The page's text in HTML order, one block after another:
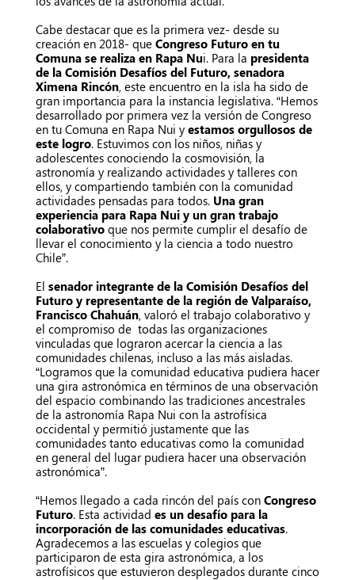
Cabe destacar que es la primera vez- desde su
creación en 2018- que Congreso Futuro en tu
Comuna se realiza en Rapa Nui. Para la presidenta
de la Comisión Desafíos del Futuro, senadora
Ximena Rincón, este encuentro en la isla ha sido de
gran importancia para la instancia legislativa. “Hemos
desarrollado por primera vez la versión de Congreso
en tu Comuna en Rapa Nui y estamos orgullosos de
este logro. Estuvimos con los niños, niñas y
adolescentes conociendo la cosmovisión, la
astronomía y realizando actividades y talleres con
ellos, y compartiendo también con la comunidad
actividades pensadas para todos. Una gran
experiencia para Rapa Nui y un gran trabajo
colaborativo que nos permite cumplir el desafío de
llevar el conocimiento y la ciencia a todo nuestro
Chile”.
El senador integrante de la Comisión Desafíos del
Futuro y representante de la región de Valparaíso,
Francisco Chahuán, valoró el trabajo colaborativo y
el compromiso de todas las organizaciones
vinculadas que lograron acercar la ciencia a las
comunidades chilenas, incluso a las más aisladas.
“Logramos que la comunidad educativa pudiera hacer
una gira astronómica en términos de una observación
del espacio combinando las tradiciones ancestrales
de la astronomía Rapa Nui con la astrofísica
occidental y permitió justamente que las
comunidades tanto educativas como la comunidad
en general del lugar pudiera hacer una observación
astronómica”.
“Hemos llegado a cada rincón del país con Congreso
Futuro. Esta actividad es un desafío para la
incorporación de las comunidades educativas.
Agradecemos a las escuelas y colegios que
participaron de esta gira astronómica, a los
astrofísicos que estuvieron desplegados durante cinco